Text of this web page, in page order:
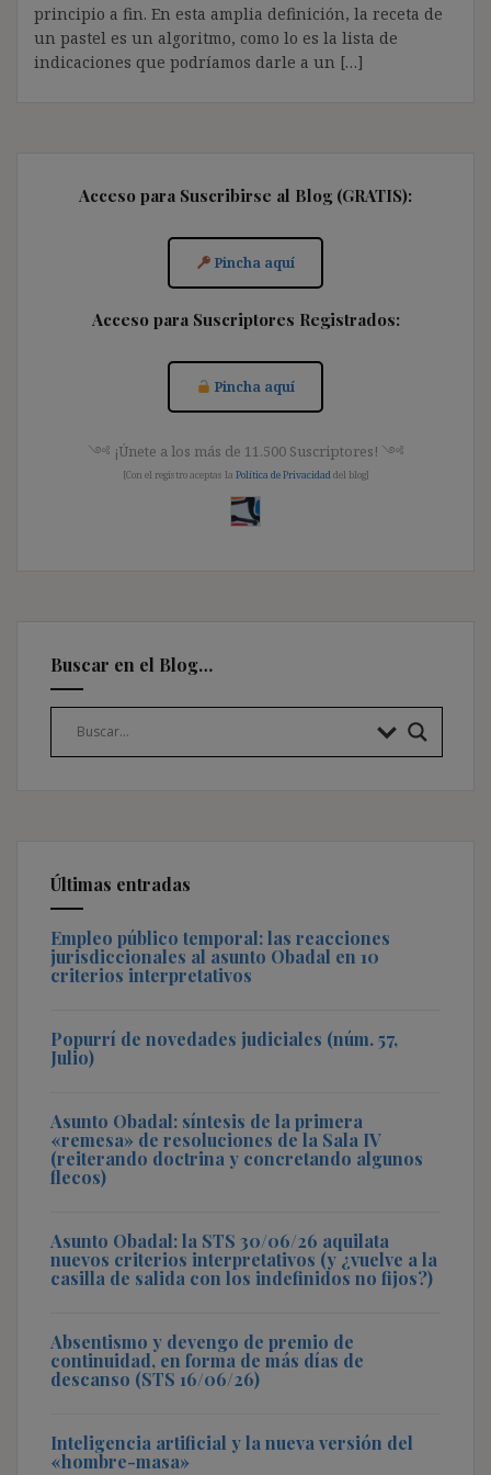
principio a fin. En esta amplia definición, la receta de
un pastel es un algoritmo, como lo es la lista de
indicaciones que podríamos darle a un […]
Acceso para Suscribirse al Blog (GRATIS):
Pincha aquí
Acceso para Suscriptores Registrados:
Pincha aquí
༺ ¡Únete a los más de 11.500 Suscriptores! ༺
[Con el registro aceptas la Política de Privacidad del blog]
Buscar en el Blog…
Últimas entradas
Empleo público temporal: las reacciones
jurisdiccionales al asunto Obadal en 10
criterios interpretativos
Popurrí de novedades judiciales (núm. 57,
Julio)
Asunto Obadal: síntesis de la primera
«remesa» de resoluciones de la Sala IV
(reiterando doctrina y concretando algunos
flecos)
Asunto Obadal: la STS 30/06/26 aquilata
nuevos criterios interpretativos (y ¿vuelve a la
casilla de salida con los indefinidos no fijos?)
Absentismo y devengo de premio de
continuidad, en forma de más días de
descanso (STS 16/06/26)
Inteligencia artificial y la nueva versión del
«hombre-masa»